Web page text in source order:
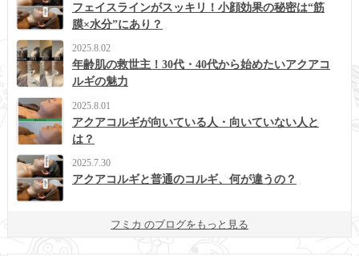
フェイスラインがスッキリ！小顔効果の秘密は“筋
膜×水分”にあり？
2025.8.02
年齢肌の救世主！30代・40代から始めたいアクアコ
ルギの魅力
2025.8.01
アクアコルギが向いている人・向いていない人と
は？
2025.7.30
アクアコルギと普通のコルギ、何が違うの？
フミカ のブログをもっと見る